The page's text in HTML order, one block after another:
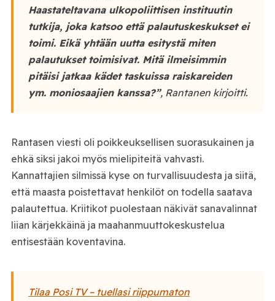
Haastateltavana ulkopoliittisen instituutin
tutkija, joka katsoo että palautuskeskukset ei
toimi. Eikä yhtään uutta esitystä miten
palautukset toimisivat. Mitä ilmeisimmin
pitäisi jatkaa kädet taskuissa raiskareiden
ym. moniosaajien kanssa?”, Rantanen kirjoitti.
Rantasen viesti oli poikkeuksellisen suorasukainen ja
ehkä siksi jakoi myös mielipiteitä vahvasti.
Kannattajien silmissä kyse on turvallisuudesta ja siitä,
että maasta poistettavat henkilöt on todella saatava
palautettua. Kriitikot puolestaan näkivät sanavalinnat
liian kärjekkäinä ja maahanmuuttokeskustelua
entisestään koventavina.
Tilaa Posi TV – tuellasi riippumaton